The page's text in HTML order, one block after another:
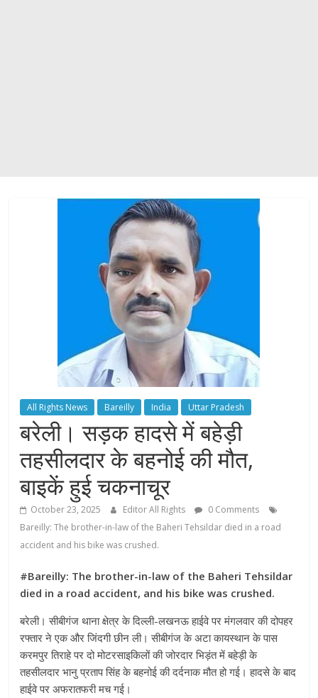
All Rights News Bareilly India Uttar Pradesh
बरेली। सड़क हादसे में बहेड़ी
तहसीलदार के बहनोई की मौत,
बाइकें हुई चकनाचूर
October 23, 2025 Editor All Rights
0 Comments
Bareilly: The brother-in-law of the Baheri Tehsildar died in a road
accident and his bike was crushed.
#Bareilly: The brother-in-law of the Baheri Tehsildar
died in a road accident, and his bike was crushed.
बरेली। सीबीगंज थाना क्षेत्र के दिल्ली-लखनऊ हाईवे पर मंगलवार की दोपहर
रफ्तार ने एक और जिंदगी छीन ली। सीबीगंज के अटा कायस्थान के पास
करमपुर तिराहे पर दो मोटरसाइकिलों की जोरदार भिड़ंत में बहेड़ी के
तहसीलदार भानु प्रताप सिंह के बहनोई की दर्दनाक मौत हो गई। हादसे के बाद
हाईवे पर अफरातफरी मच गई।